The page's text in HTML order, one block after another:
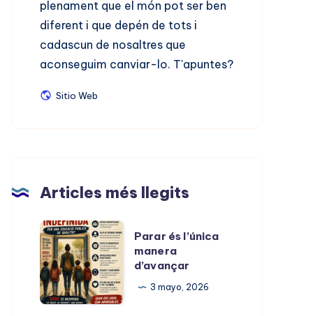
plenament que el món pot ser ben
diferent i que depén de tots i
cadascun de nosaltres que
aconseguim canviar-lo. T'apuntes?
Sitio Web
Articles més llegits
Parar
és
l’única
manera
d’avançar
Parar és l’única
manera
d’avançar
3 mayo, 2026